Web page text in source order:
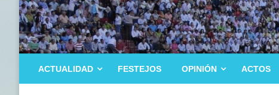
ACTUALIDAD FESTEJOS OPINIÓN ACTOS